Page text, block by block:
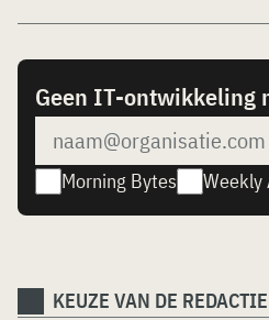
Geen IT-ontwikkeling
Morning Bytes Weekly
KEUZE VAN DE REDACTIE